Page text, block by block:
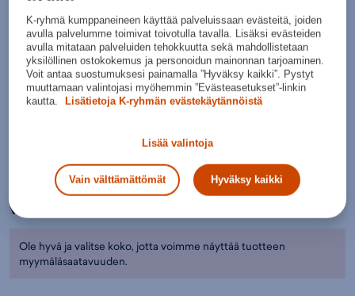
Tumman
harmaa
Valitse koko:
S
M L XL XXL
Tarkista saatavuus ja nouda myymälästä
Verkkokauppa:
Ole hyvä ja valitse koko, jotta voimme näyttää tuotteen
myymäläsaatavuuden.
K-ryhmä kumppaneineen käyttää palveluissaan evästeitä, joiden
avulla palvelumme toimivat toivotulla tavalla. Lisäksi evästeiden
avulla mitataan palveluiden tehokkuutta sekä mahdollistetaan
yksilöllinen ostokokemus ja personoidun mainonnan tarjoaminen.
Voit antaa suostumuksesi painamalla ”Hyväksy kaikki”. Pystyt
muuttamaan valintojasi myöhemmin ”Evästeasetukset”-linkin
kautta.
Lisätietoja K-ryhmän evästekäytännöistä
Lisää valintoja
Vain välttämättömät Hyväksy kaikki